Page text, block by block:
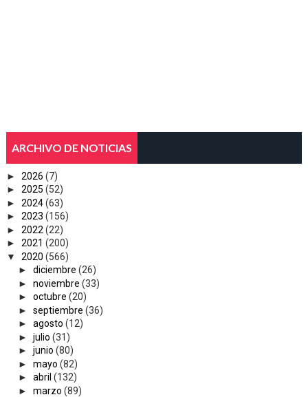
ARCHIVO DE NOTICIAS
► 2026 (7)
► 2025 (52)
► 2024(63)
► 2023 (156)
► 2022 (22)
► 2021 (200)
▼
2020 (566)
► diciembre (26)
► noviembre (33)
► octubre (20)
► septiembre (36)
► agosto (12)
► julio (31)
► junio (80)
► mayo (82)
► abril (132)
► marzo (89)